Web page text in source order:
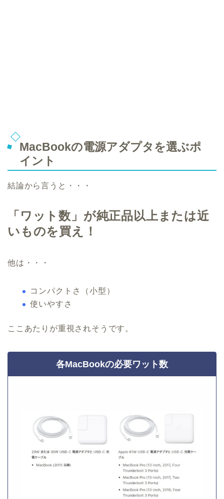
MacBookの電源アダプタを選ぶポ
イント
結論から言うと・・・
「ワット数」が純正品以上または近
いものを買え！
他は・・・
コンパクトさ（小型）
使いやすさ
ここあたりが重視されそうです。
各MacBookの必要ワット数